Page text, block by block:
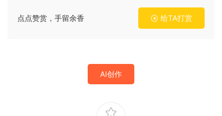
点点赞赏，手留余香 给TA打赏
AI创作